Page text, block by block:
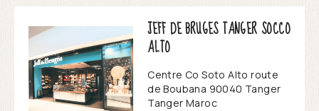
JEFF DE BRUGES TANGER SOCCO
ALTO
Centre Co Soto Alto route
de Boubana 90040 Tanger
Tanger Maroc